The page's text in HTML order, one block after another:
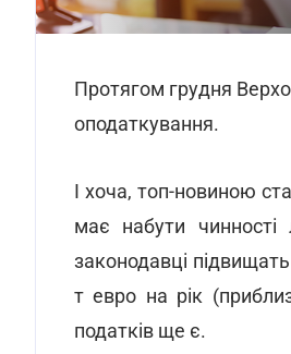
Протягом грудня
оподаткування.
І хоча, топ-новиною
має набути
законодавці
т евро на рік
податків ще є.